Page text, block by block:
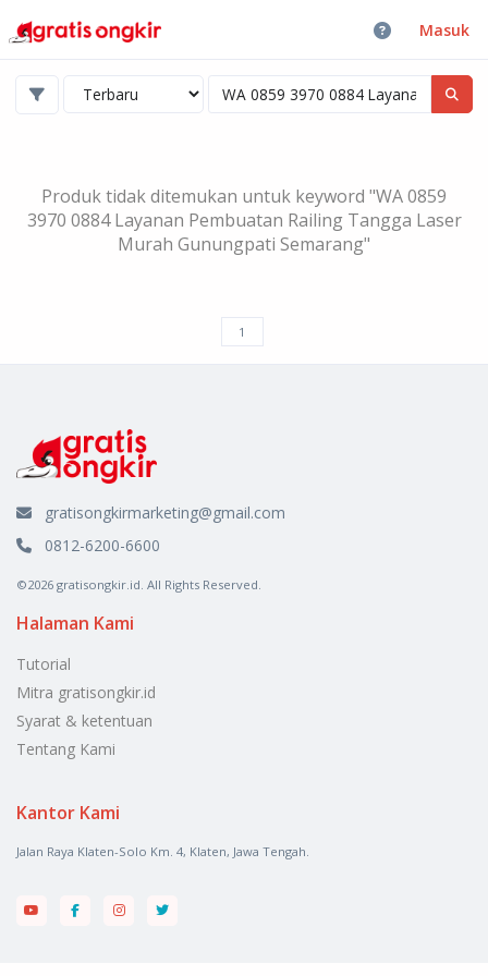
Masuk
Produk tidak ditemukan untuk keyword "WA 0859
3970 0884 Layanan Pembuatan Railing Tangga Laser
Murah Gunungpati Semarang"
gratisongkirmarketing@gmail.com
0812-6200-6600
©2026 gratisongkir.id. All Rights Reserved.
Halaman Kami
Tutorial
Mitra gratisongkir.id
Syarat & ketentuan
Tentang Kami
Kantor Kami
Jalan Raya Klaten-Solo Km. 4, Klaten, Jawa Tengah.